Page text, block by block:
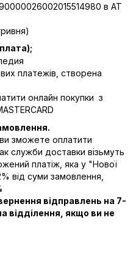
в АТ
платежів, створена
онлайн покупки з
зможете оплатити
служби доставки візьмуть
платіж, яка у "Нової
від суми замовлення,
відправлень на 7-
відділення, якщо ви не